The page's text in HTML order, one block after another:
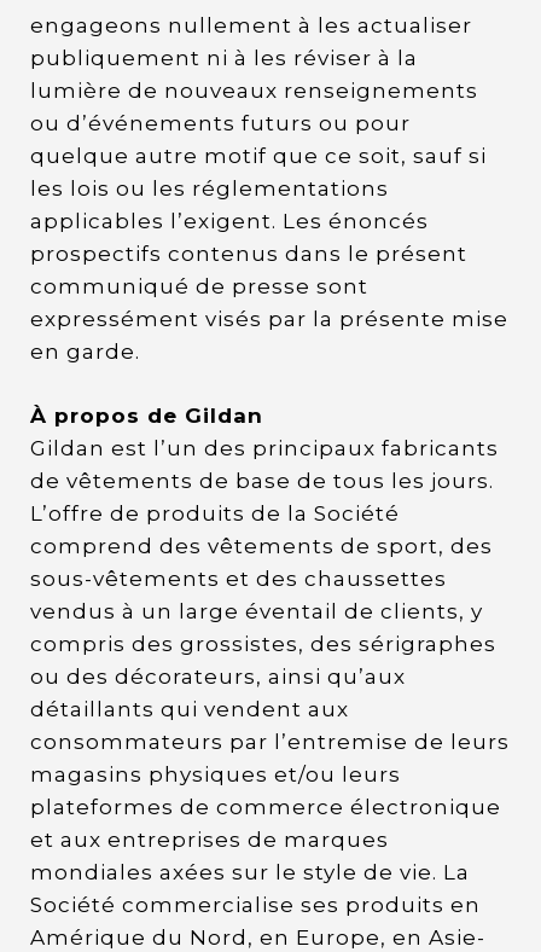
engageons nullement à les actualiser
publiquement ni à les réviser à la
lumière de nouveaux renseignements
ou d’événements futurs ou pour
quelque autre motif que ce soit, sauf si
les lois ou les réglementations
applicables l’exigent. Les énoncés
prospectifs contenus dans le présent
communiqué de presse sont
expressément visés par la présente mise
en garde.
À propos de Gildan
Gildan est l’un des principaux fabricants
de vêtements de base de tous les jours.
L’offre de produits de la Société
comprend des vêtements de sport, des
sous-vêtements et des chaussettes
vendus à un large éventail de clients, y
compris des grossistes, des sérigraphes
ou des décorateurs, ainsi qu’aux
détaillants qui vendent aux
consommateurs par l’entremise de leurs
magasins physiques et/ou leurs
plateformes de commerce électronique
et aux entreprises de marques
mondiales axées sur le style de vie. La
Société commercialise ses produits en
Amérique du Nord, en Europe, en Asie-